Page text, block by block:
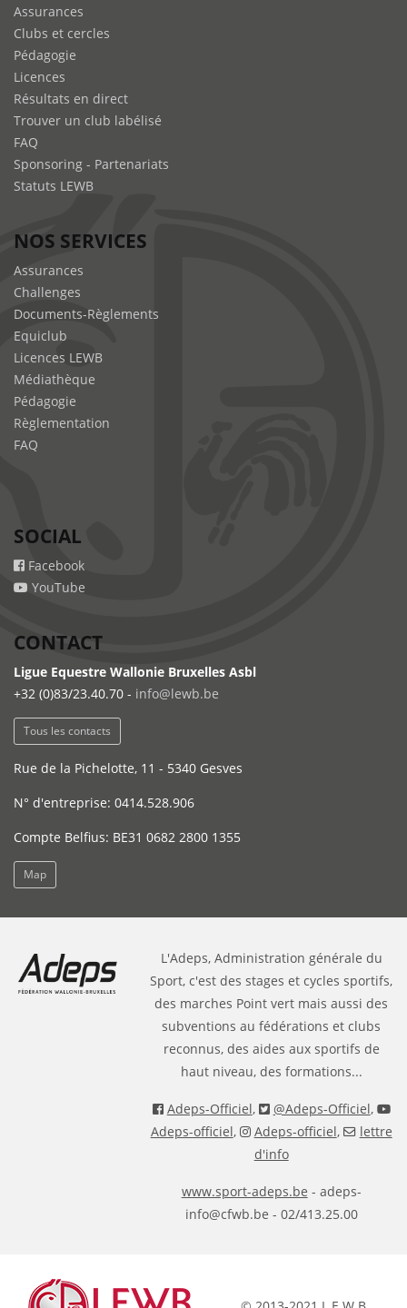
Assurances
Clubs et cercles
Pédagogie
Licences
Résultats en direct
Trouver un club labélisé
FAQ
Sponsoring - Partenariats
Statuts LEWB
NOS SERVICES
Assurances
Challenges
Documents-Règlements
Equiclub
Licences LEWB
Médiathèque
Pédagogie
Règlementation
FAQ
SOCIAL
Facebook
YouTube
CONTACT
Ligue Equestre Wallonie Bruxelles Asbl
+32 (0)83/23.40.70 - info@lewb.be
Tous les contacts
Rue de la Pichelotte, 11 - 5340 Gesves
N° d'entreprise: 0414.528.906
Compte Belfius: BE31 0682 2800 1355
Map
L'Adeps, Administration générale du
Sport, c'est des stages et cycles sportifs,
des marches Point vert mais aussi des
subventions au fédérations et clubs
reconnus, des aides aux sportifs de
haut niveau, des formations...
Adeps-Officiel, @Adeps-Officiel,
Adeps-officiel, Adeps-officiel,
lettre
d'info
www.sport-adeps.be - adeps-
info@cfwb.be - 02/413.25.00